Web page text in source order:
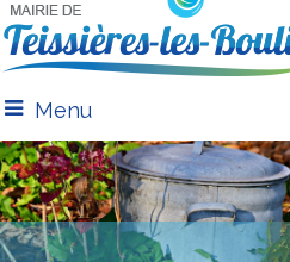
Menu